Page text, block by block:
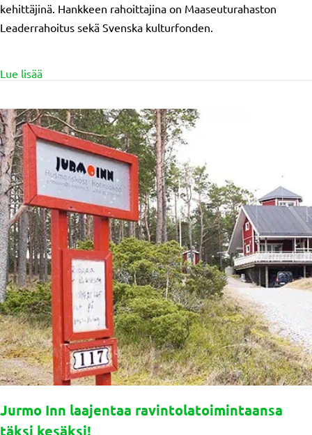
kehittäjinä. Hankkeen rahoittajina on Maaseuturahaston
Leaderrahoitus sekä Svenska kulturfonden.
Lue lisääabout Yhdistysbarometri 2021-2022
Jurmo Inn laajentaa ravintolatoimintaansa
täksi kesäksi!